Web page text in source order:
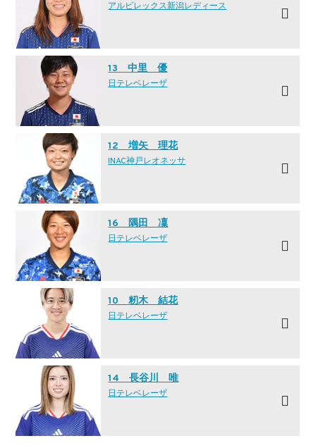
アルビレックス新潟レディース
13 中里 優
日テレ·ベレーザ
12 増矢 理花
INAC神戸レオネッサ
16 隅田 凜
日テレ·ベレーザ
10 籾木 結花
日テレ·ベレーザ
14 長谷川 唯
日テレ·ベレーザ